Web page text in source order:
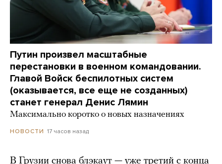
Путин произвел масштабные
перестановки в военном командовании.
Главой Войск беспилотных систем
(оказывается, все еще не созданных)
станет генерал Денис Лямин
Максимально коротко о новых назначениях
НОВОСТИ 17 часов назад
В Грузии снова блэкаут — уже третий с конца